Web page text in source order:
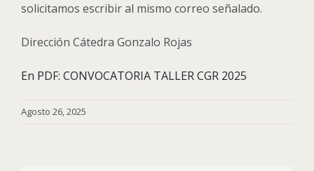
solicitamos escribir al mismo correo señalado.
Dirección Cátedra Gonzalo Rojas
En PDF: CONVOCATORIA TALLER CGR 2025
Agosto 26, 2025